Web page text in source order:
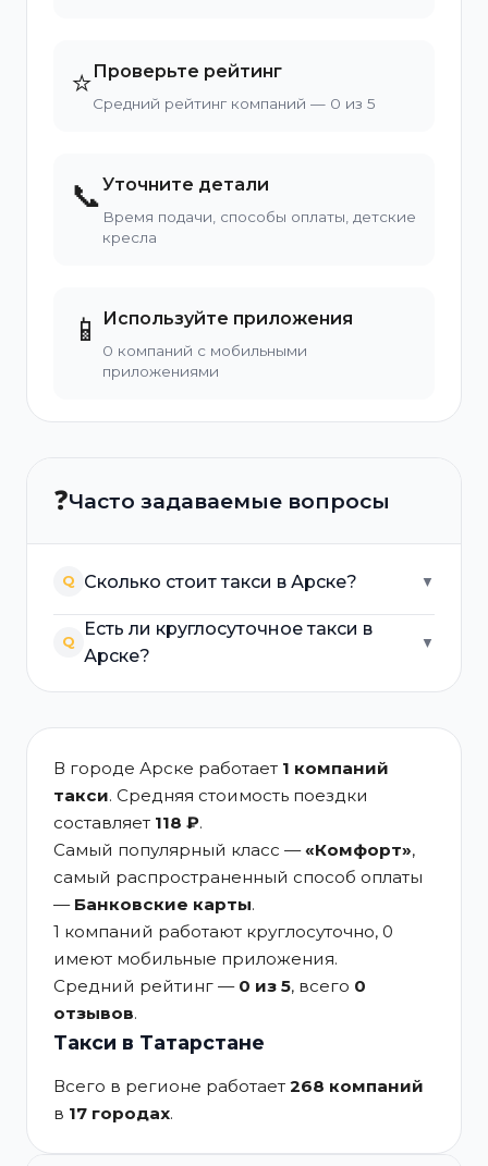
⭐Проверьте рейтинг
Средний рейтинг компаний — 0 из 5
📞Уточните детали
Время подачи, способы оплаты, детские
кресла
📱 Используйте приложения
0 компаний с мобильными
приложениями
❓Часто задаваемые вопросы
Q Сколько стоит такси в Арске? ▼
Q
Есть ли круглосуточное такси в
Арске?
▼
В городе Арске работает 1 компаний
такси. Средняя стоимость поездки
составляет 118 ₽.
Самый популярный класс —«Комфорт»,
самый распространенный способ оплаты
— Банковские карты.
1 компаний работают круглосуточно, 0
имеют мобильные приложения.
Средний рейтинг — 0 из 5, всего 0
отзывов.
Такси в Татарстане
Всего в регионе работает 268 компаний
в 17 городах.